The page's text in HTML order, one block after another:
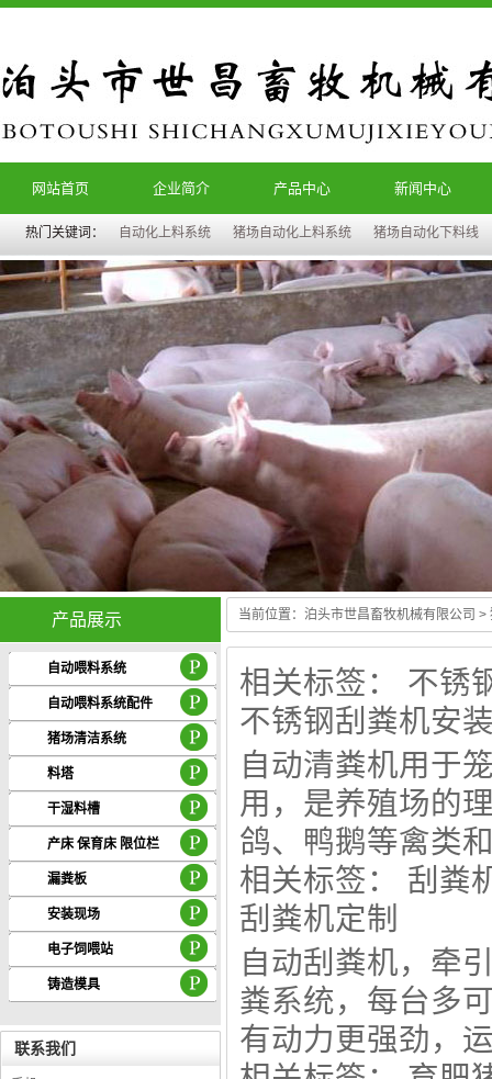
网站首页 企业简介 产品中心 新闻中心
热门关键词： 自动化上料系统 猪场自动化上料系统 猪场自动化下料线
产品展示
Guang hui stoves center
自动喂料系统
自动喂料系统配件
猪场清洁系统
料塔
干湿料槽
产床 保育床 限位栏
漏粪板
安装现场
电子饲喂站
铸造模具
联系我们
当前位置： 泊头市世昌畜牧机械有限公司 >
相关标签：
不锈
不锈钢刮粪机安
自动清粪机用于
用，是养殖场的
鸽、鸭鹅等禽类
相关标签：
刮粪
刮粪机定制
自动刮粪机，牵
粪系统，每台多
有动力更强劲，